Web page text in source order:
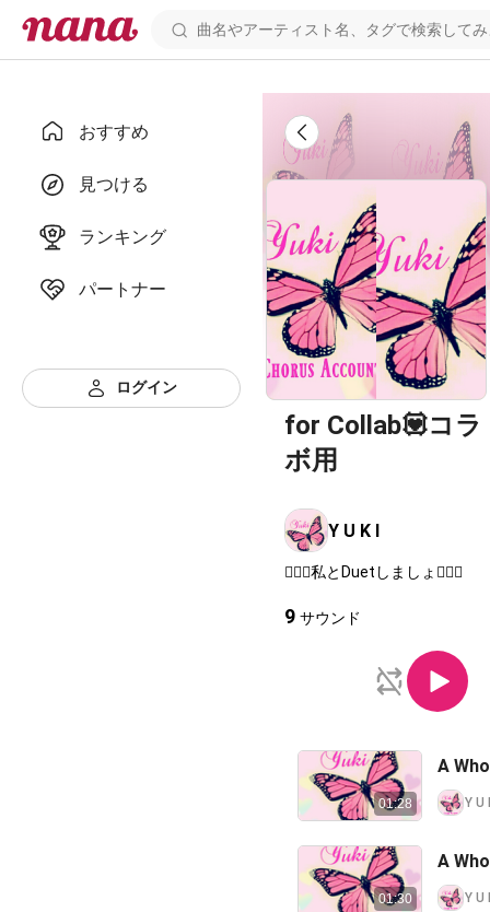
おすすめ
見つける
ランキング
パートナー
ログイン
for Collab💟コラ
ボ用
Y U K I
👩‍❤️‍👨私とDuetしましょ👩‍❤️‍👩
9 サウンド
01:28
A
Y U
01:30
A
Y U